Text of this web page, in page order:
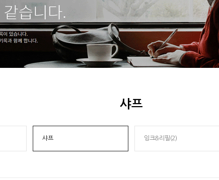
샤프
샤프 잉크&리필(2)